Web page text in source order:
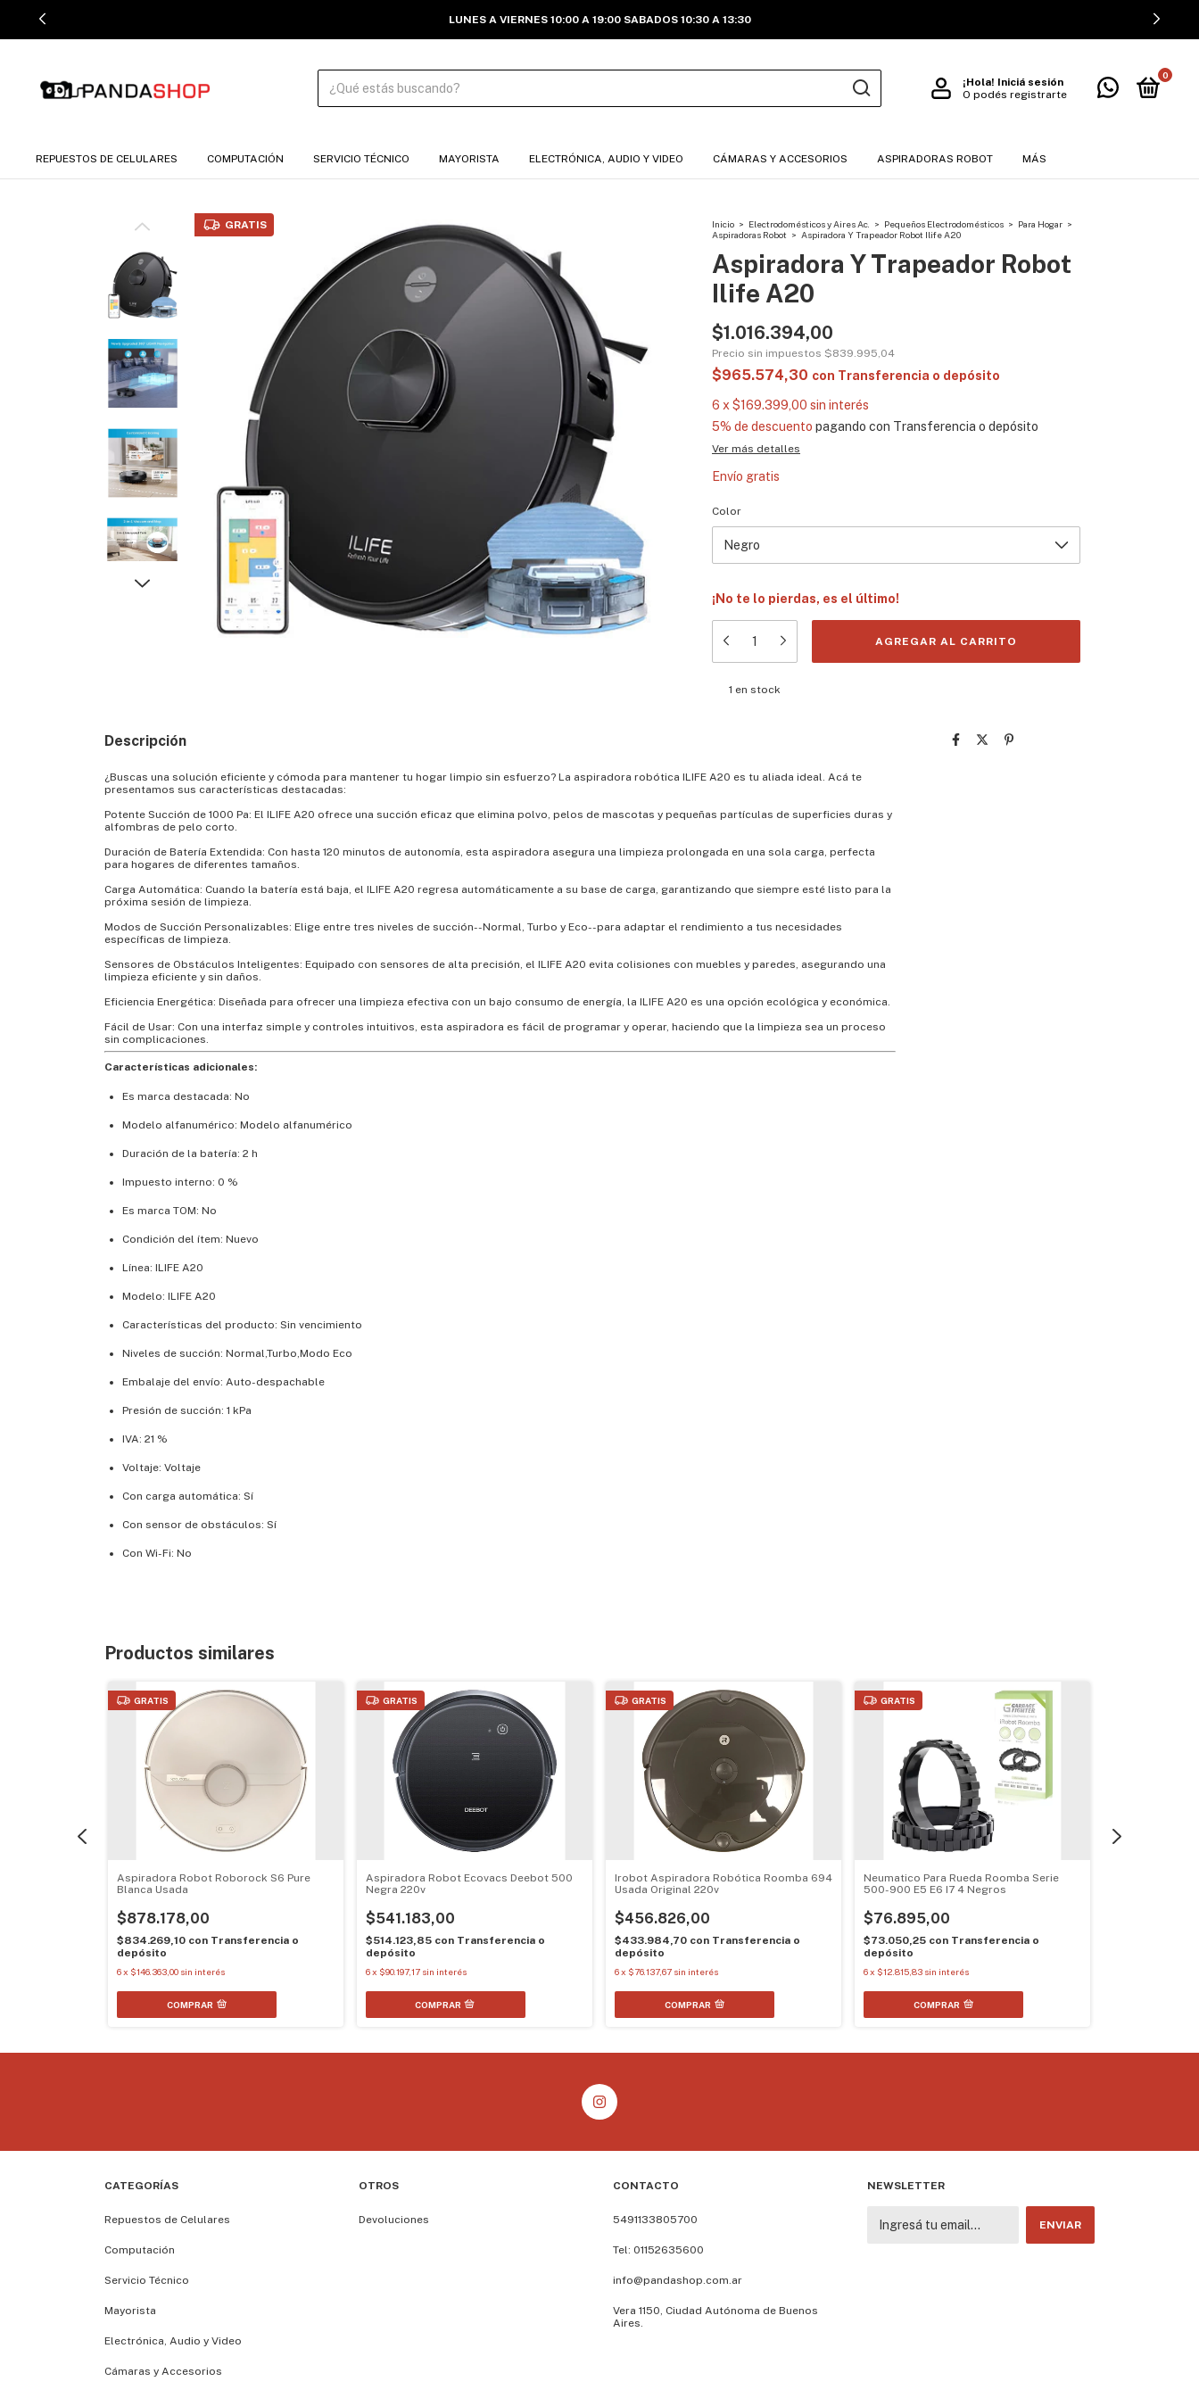
ENVÍOS A TODO EL PAÍS
¡Hola! Iniciá sesión
O podés registrarte
0
REPUESTOS DE CELULARES COMPUTACIÓN SERVICIO TÉCNICO MAYORISTA ELECTRÓNICA, AUDIO Y VIDEO CÁMARAS Y ACCESORIOS ASPIRADORAS ROBOT MÁS
GRATIS Inicio > Electrodomésticos y Aires Ac. > Pequeños Electrodomésticos > Para Hogar >
Aspiradoras Robot > Aspiradora Y Trapeador Robot Ilife A20
Aspiradora Y Trapeador Robot
Ilife A20
$1.016.394,00
Precio sin impuestos $839.995,04
$965.574,30 con Transferencia o depósito
6 x $169.399,00 sin interés
5% de descuento pagando con Transferencia o depósito
Ver más detalles
Envío gratis
Color
¡No te lo pierdas, es el último!
1 en stock
Descripción
¿Buscas una solución eficiente y cómoda para mantener tu hogar limpio sin esfuerzo? La aspiradora robótica ILIFE A20 es tu aliada ideal. Acá te
presentamos sus características destacadas:
Potente Succión de 1000 Pa: El ILIFE A20 ofrece una succión eficaz que elimina polvo, pelos de mascotas y pequeñas partículas de superficies duras y
alfombras de pelo corto.
Duración de Batería Extendida: Con hasta 120 minutos de autonomía, esta aspiradora asegura una limpieza prolongada en una sola carga, perfecta
para hogares de diferentes tamaños.
Carga Automática: Cuando la batería está baja, el ILIFE A20 regresa automáticamente a su base de carga, garantizando que siempre esté listo para la
próxima sesión de limpieza.
Modos de Succión Personalizables: Elige entre tres niveles de succión--Normal, Turbo y Eco--para adaptar el rendimiento a tus necesidades
específicas de limpieza.
Sensores de Obstáculos Inteligentes: Equipado con sensores de alta precisión, el ILIFE A20 evita colisiones con muebles y paredes, asegurando una
limpieza eficiente y sin daños.
Eficiencia Energética: Diseñada para ofrecer una limpieza efectiva con un bajo consumo de energía, la ILIFE A20 es una opción ecológica y económica.
Fácil de Usar: Con una interfaz simple y controles intuitivos, esta aspiradora es fácil de programar y operar, haciendo que la limpieza sea un proceso
sin complicaciones.
Características adicionales:
Es marca destacada: No
Modelo alfanumérico: Modelo alfanumérico
Duración de la batería: 2 h
Impuesto interno: 0 %
Es marca TOM: No
Condición del ítem: Nuevo
Línea: ILIFE A20
Modelo: ILIFE A20
Características del producto: Sin vencimiento
Niveles de succión: Normal,Turbo,Modo Eco
Embalaje del envío: Auto-despachable
Presión de succión: 1 kPa
IVA: 21 %
Voltaje: Voltaje
Con carga automática: Sí
Con sensor de obstáculos: Sí
Con Wi-Fi: No
Productos similares
GRATIS
Aspiradora Robot Roborock S6 Pure
Blanca Usada
$878.178,00
$834.269,10 con Transferencia o
depósito
6x $146.363,00 sin interés
COMPRAR
GRATIS
Aspiradora Robot Ecovacs Deebot 500
Negra 220v
$541.183,00
$514.123,85 con Transferencia o
depósito
6x $90.197,17 sin interés
GRATIS
Irobot Aspiradora Robótica Roomba 694
Usada Original 220v
$456.826,00
$433.984,70 con Transferencia o
depósito
6x $76.137,67 sin interés
COMPRAR
GRATIS
Neumatico Para Rueda Roomba Serie
500-900 E5 E6 I7 4 Negros
$76.895,00
$73.050,25 con Transferencia o
depósito
6x $12.815,83 sin interés
COMPRAR
CATEGORÍAS
Repuestos de Celulares
Computación
Servicio Técnico
Mayorista
Electrónica, Audio y Video
Cámaras y Accesorios
OTROS
Devoluciones
CONTACTO
5491133805700
Tel: 01152635600
info@pandashop.com.ar
Vera 1150, Ciudad Autónoma de Buenos
Aires.
NEWSLETTER